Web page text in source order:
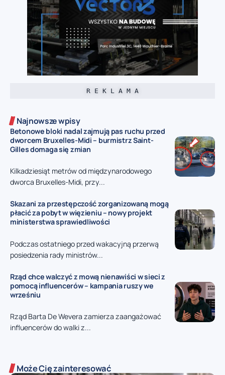
R E K L A M A
Najnowsze wpisy
Betonowe bloki nadal zajmują pas ruchu przed
dworcem Bruxelles-Midi – burmistrz Saint-
Gilles domaga się zmian
Kilkadziesiąt metrów od międzynarodowego
dworca Bruxelles-Midi, przy...
Skazani za przestępczość zorganizowaną mogą
płacić za pobyt w więzieniu – nowy projekt
ministerstwa sprawiedliwości
Podczas ostatniego przed wakacyjną przerwą
posiedzenia rady ministrów...
Rząd chce walczyć z mową nienawiści w sieci z
pomocą influencerów – kampania ruszy we
wrześniu
Rząd Barta De Wevera zamierza zaangażować
influencerów do walki z...
Może Cię zainteresować